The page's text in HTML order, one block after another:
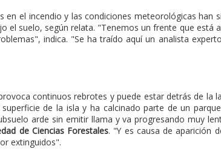
en el incendio y las condiciones meteorológicas han
el suelo, según relata. "Tenemos un frente que está
indica. "Se ha traído aquí un analista
continuos rebrotes y puede estar detrás de la
de la isla y ha calcinado parte de un
arde sin emitir llama y va progresando muy
de Ciencias Forestales. "Y es causa de aparición
extinguidos".